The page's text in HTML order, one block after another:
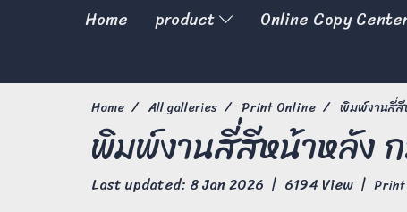
Home product Online Copy
Home All galleries Print Online พิมพ์งานสี่สี
พิมพ์งานสี่สีหน้าหลัง ก
Last updated: 8 Jan 2026 | 6194 View |